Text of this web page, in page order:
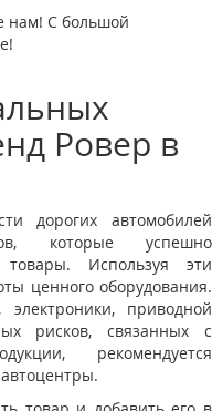
нам! С большой
Ровер в
дорогих автомобилей
которые успешно
товары. Используя эти
ценного оборудования.
электроники, приводной
рисков, связанных с
рекомендуется